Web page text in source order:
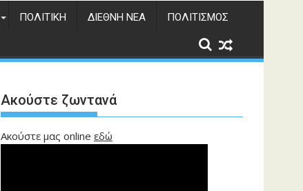
ΠΟΛΙΤΙΚΉ ΔΙΕΘΝΉ ΝΈΑ ΠΟΛΙΤΙΣΜΌΣ
Ακούστε ζωντανά
Ακούστε μας online εδώ